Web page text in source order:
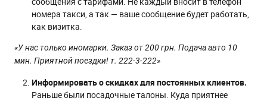
номера такси, а так — ваше сообщение будет работать,
как визитка.
«У нас только иномарки. Заказ от 200 грн. Подача авто 10
мин. Приятной поездки! т. 222-3-222»
Информировать о скидках для постоянных клиентов.
Раньше были посадочные талоны. Куда приятнее